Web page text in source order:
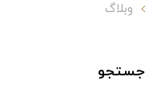
وبلاگ
جستجو